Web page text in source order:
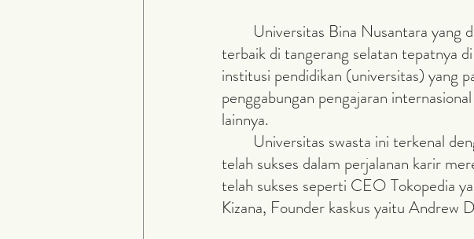
terbaik di tangerang selatan tepatnya
institusi pendidikan (universitas) yang
penggabungan pengajaran
lainnya.
telah sukses dalam perjalanan karir
telah sukses seperti CEO Tokopedia
Kizana, Founder kaskus yaitu Andrew